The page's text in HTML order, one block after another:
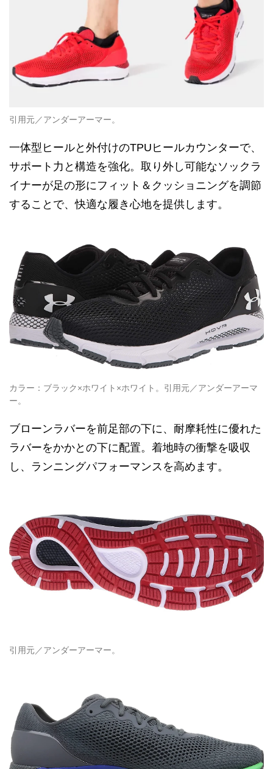
引用元／アンダーアーマー。
一体型ヒールと外付けのTPUヒールカウンターで、
サポート力と構造を強化。取り外し可能なソックラ
イナーが足の形にフィット＆クッショニングを調節
することで、快適な履き心地を提供します。
カラー：ブラック×ホワイト×ホワイト。引用元／アンダーアーマ
ー。
ブローンラバーを前足部の下に、耐摩耗性に優れた
ラバーをかかとの下に配置。着地時の衝撃を吸収
し、ランニングパフォーマンスを高めます。
引用元／アンダーアーマー。